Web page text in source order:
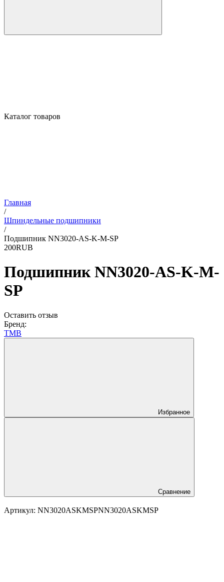
Каталог товаров
Главная
/
Шпиндельные подшипники
/
Подшипник NN3020-AS-K-M-SP
200RUB
Подшипник NN3020-AS-K-M-
SP
Оставить отзыв
Бренд:
TMB
Избранное
Сравнение
Артикул: NN3020ASKMSPNN3020ASKMSP